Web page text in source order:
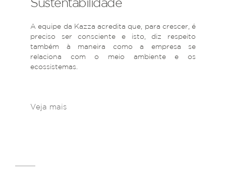
A equipe da Kazza acredita que, para crescer, é
preciso ser consciente e isto, diz respeito
também à maneira como a empresa se
relaciona com o meio ambiente e os
ecossistemas.
Veja mais